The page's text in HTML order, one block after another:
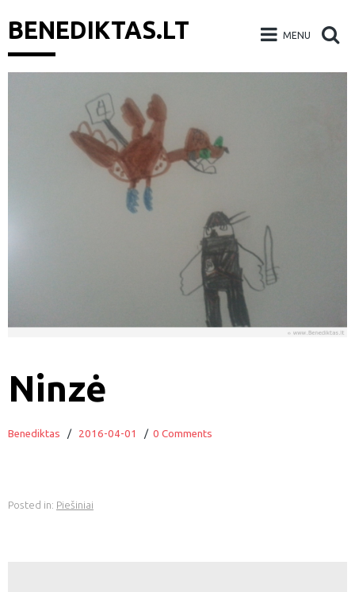
BENEDIKTAS.LT MENU
Ninzė
Benediktas / 2016-04-01 / 0 Comments
Posted in: Piešiniai